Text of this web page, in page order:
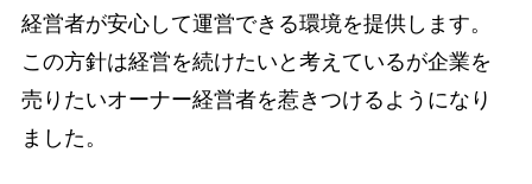
経営者が安心して運営できる環境を提供します。
この方針は経営を続けたいと考えているが企業を
売りたいオーナー経営者を惹きつけるようになり
ました。